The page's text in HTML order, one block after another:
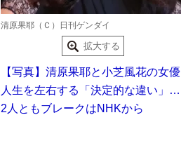
清原果耶（Ｃ）日刊ゲンダイ
拡大する
【写真】清原果耶と小芝風花の女優
人生を左右する「決定的な違い」…
2人ともブレークはNHKから